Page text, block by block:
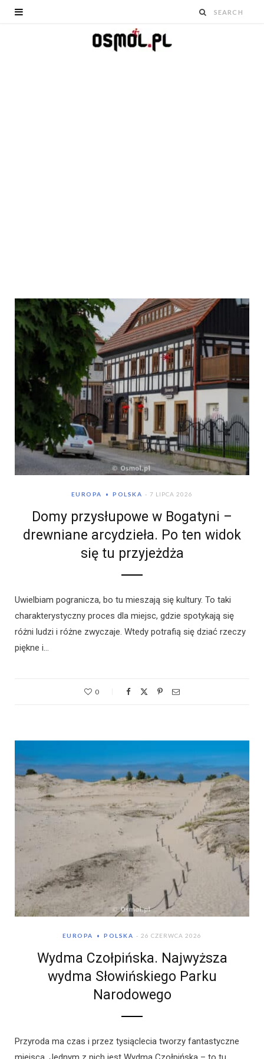
EUROPA POLSKA 7 LIPCA 2026
Domy przysłupowe w Bogatyni –
drewniane arcydzieła. Po ten widok
się tu przyjeżdża
Uwielbiam pogranicza, bo tu mieszają się kultury. To taki
charakterystyczny proces dla miejsc, gdzie spotykają się
różni ludzi i różne zwyczaje. Wtedy potrafią się dziać rzeczy
piękne i…
0
EUROPA POLSKA 26 CZERWCA 2026
Wydma Czołpińska. Najwyższa
wydma Słowińskiego Parku
Narodowego
Przyroda ma czas i przez tysiąclecia tworzy fantastyczne